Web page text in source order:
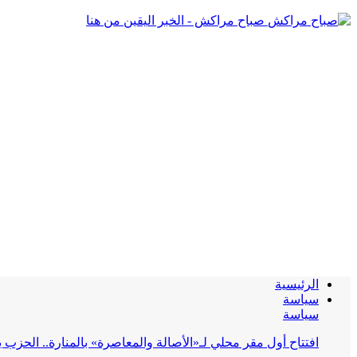
صباح مراكش - الخبر اليقين من هنا
الرئيسية
سياسة
سياسة
افتتاح أول مقر محلي لـ«الأصالة والمعاصرة» بالمنارة..